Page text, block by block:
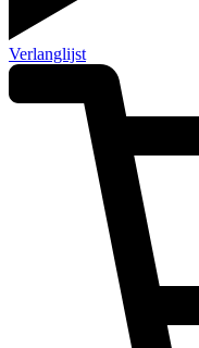
Verlanglijst